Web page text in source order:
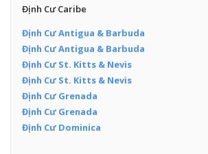
Định Cư Caribe
Định Cư Antigua & Barbuda
Định Cư Antigua & Barbuda
Định Cư St. Kitts & Nevis
Định Cư St. Kitts & Nevis
Định Cư Grenada
Định Cư Grenada
Định Cư Dominica